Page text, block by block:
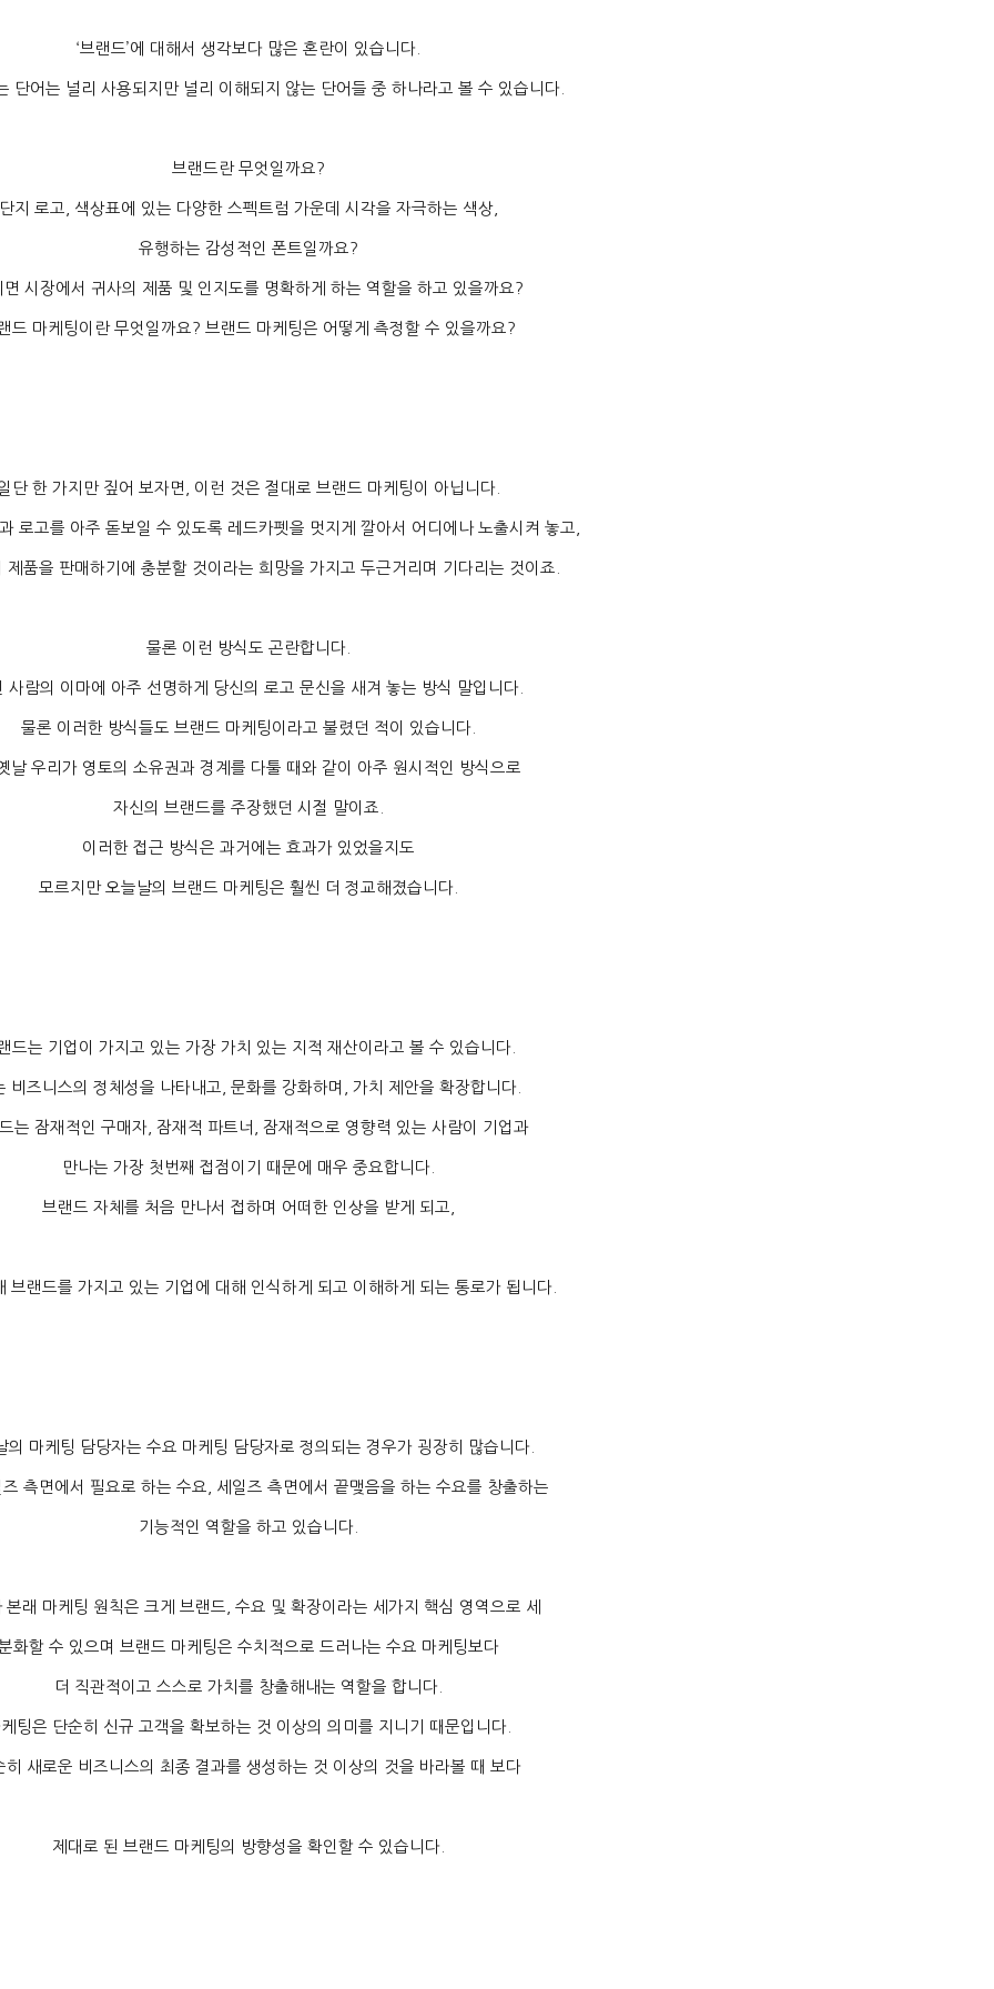
‘브랜드’에 대해서 생각보다 많은 혼란이 있습니다
단어는 널리 사용되지만 널리 이해되지 않는 단어들 중 하나라고 볼 수 있습니다
브랜드란 무엇일까요?
단지 로고 색상표에 있는 다양한 스펙트럼 가운데 시각을 자극하는 색상
유행하는 감성적인 폰트일까요?
면 시장에서 귀사의 제품 및 인지도를 명확하게 하는 역할을 하고 있을까요?
드 마케팅이란 무엇일까요? 브랜드 마케팅은 어떻게 측정할 수 있을까요?
단 한 가지만 짚어 보자면 이런 것은 절대로 브랜드 마케팅이 아닙니다
로고를 아주 돋보일 수 있도록 레드카펫을 멋지게 깔아서 어디에나 노출시켜 놓고
제품을 판매하기에 충분할 것이라는 희망을 가지고 두근거리며 기다리는 것이죠
물론 이런 방식도 곤란합니다
사람의 이마에 아주 선명하게 당신의 로고 문신을 새겨 놓는 방식 말입니다
물론 이러한 방식들도 브랜드 마케팅이라고 불렸던 적이 있습니다
날 우리가 영토의 소유권과 경계를 다툴 때와 같이 아주 원시적인 방식으로
자신의 브랜드를 주장했던 시절 말이죠
이러한 접근 방식은 과거에는 효과가 있었을지도
모르지만 오늘날의 브랜드 마케팅은 훨씬 더 정교해졌습니다
드는 기업이 가지고 있는 가장 가치 있는 지적 재산이라고 볼 수 있습니다
비즈니스의 정체성을 나타내고 문화를 강화하며 가치 제안을 확장합니다
는 잠재적인 구매자 잠재적 파트너 잠재적으로 영향력 있는 사람이 기업과
만나는 가장 첫번째 접점이기 때문에 매우 중요합니다
브랜드 자체를 처음 만나서 접하며 어떠한 인상을 받게 되고
브랜드를 가지고 있는 기업에 대해 인식하게 되고 이해하게 되는 통로가 됩니다
의 마케팅 담당자는 수요 마케팅 담당자로 정의되는 경우가 굉장히 많습니다
즈 측면에서 필요로 하는 수요 세일즈 측면에서 끝맺음을 하는 수요를 창출하는
기능적인 역할을 하고 있습니다
본래 마케팅 원칙은 크게 브랜드 수요 및 확장이라는 세가지 핵심 영역으로 세
화할 수 있으며 브랜드 마케팅은 수치적으로 드러나는 수요 마케팅보다
더 직관적이고 스스로 가치를 창출해내는 역할을 합니다
팅은 단순히 신규 고객을 확보하는 것 이상의 의미를 지니기 때문입니다
히 새로운 비즈니스의 최종 결과를 생성하는 것 이상의 것을 바라볼 때 보다
제대로 된 브랜드 마케팅의 방향성을 확인할 수 있습니다